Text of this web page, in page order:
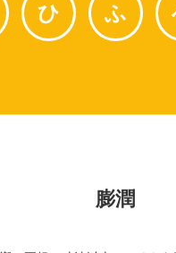
ひ ふ
膨潤